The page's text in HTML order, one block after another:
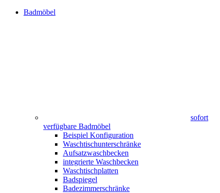
Badmöbel
sofort
verfügbare Badmöbel
Beispiel Konfiguration
Waschtischunterschränke
Aufsatzwaschbecken
integrierte Waschbecken
Waschtischplatten
Badspiegel
Badezimmerschränke